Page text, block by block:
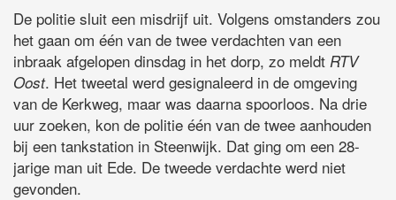
De politie sluit een misdrijf uit. Volgens omstanders zou
het gaan om één van de twee verdachten van een
inbraak afgelopen dinsdag in het dorp, zo meldt RTV
Oost. Het tweetal werd gesignaleerd in de omgeving
van de Kerkweg, maar was daarna spoorloos. Na drie
uur zoeken, kon de politie één van de twee aanhouden
bij een tankstation in Steenwijk. Dat ging om een 28-
jarige man uit Ede. De tweede verdachte werd niet
gevonden.